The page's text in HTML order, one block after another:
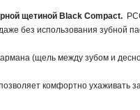
щетиной Black Compact.
без использования зубной
(щель между зубом и
комфортно ухаживать